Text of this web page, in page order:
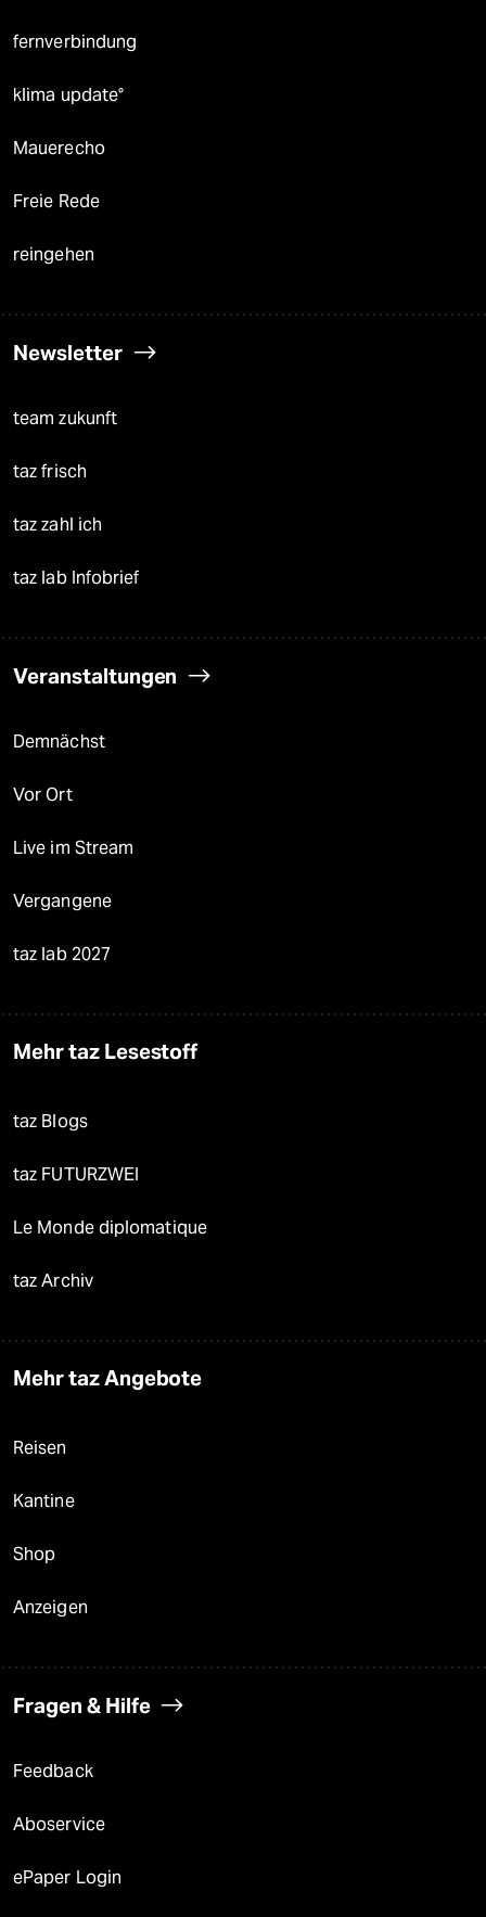
fernverbindung
klima update°
Mauerecho
Freie Rede
reingehen
Newsletter
team zukunft
taz frisch
taz zahl ich
taz lab Infobrief
Veranstaltungen
Demnächst
Vor Ort
Live im Stream
Vergangene
taz lab 2027
Mehr taz Lesestoff
taz Blogs
taz FUTURZWEI
Le Monde diplomatique
taz Archiv
Mehr taz Angebote
Reisen
Kantine
Shop
Anzeigen
Fragen & Hilfe
Feedback
Aboservice
ePaper Login